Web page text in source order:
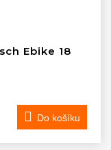
Ebike 18
Do košíku